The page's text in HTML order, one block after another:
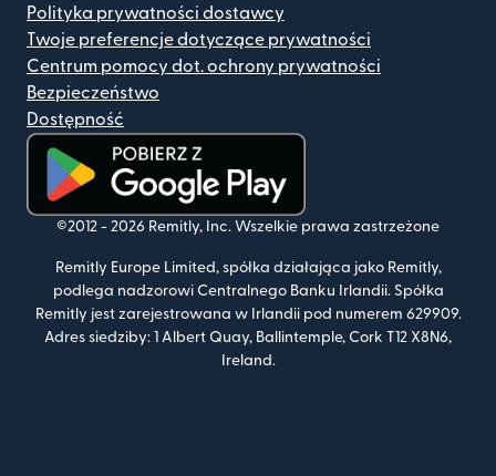
Polityka prywatności dostawcy
Twoje preferencje dotyczące prywatności
Centrum pomocy dot. ochrony prywatności
Bezpieczeństwo
Dostępność
(otwiera się w nowym oknie)
©2012 - 2026 Remitly, Inc. Wszelkie prawa zastrzeżone
Remitly Europe Limited, spółka działająca jako Remitly,
podlega nadzorowi Centralnego Banku Irlandii. Spółka
Remitly jest zarejestrowana w Irlandii pod numerem 629909.
Adres siedziby: 1 Albert Quay, Ballintemple, Cork T12 X8N6,
Ireland.